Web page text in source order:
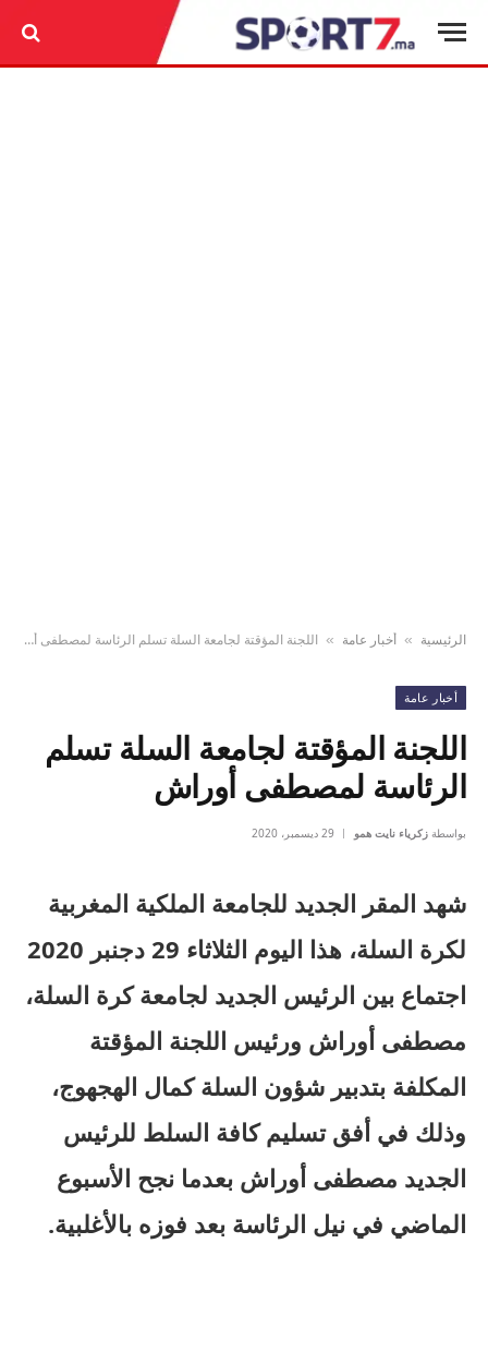
الرئيسية » أخبار عامة » اللجنة المؤقتة لجامعة السلة تسلم الرئاسة لمصطفى أوراش
أخبار عامة
اللجنة المؤقتة لجامعة السلة تسلم
الرئاسة لمصطفى أوراش
بواسطة زكرياء نايت همو 29 ديسمبر، 2020
شهد المقر الجديد للجامعة الملكية المغربية
لكرة السلة، هذا اليوم الثلاثاء 29 دجنبر 2020
اجتماع بين الرئيس الجديد لجامعة كرة السلة،
مصطفى أوراش ورئيس اللجنة المؤقتة
المكلفة بتدبير شؤون السلة كمال الهجهوج،
وذلك في أفق تسليم كافة السلط للرئيس
الجديد مصطفى أوراش بعدما نجح الأسبوع
الماضي في نيل الرئاسة بعد فوزه بالأغلبية.